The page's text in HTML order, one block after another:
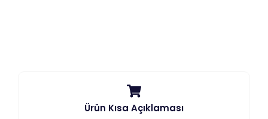
Ürün Kısa Açıklaması